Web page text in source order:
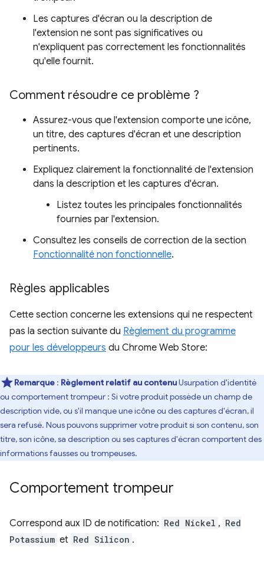
Les captures d'écran ou la description de
l'extension ne sont pas significatives ou
n'expliquent pas correctement les fonctionnalités
qu'elle fournit.
Comment résoudre ce problème ?
Assurez-vous que l'extension comporte une icône,
un titre, des captures d'écran et une description
pertinents.
Expliquez clairement la fonctionnalité de l'extension
dans la description et les captures d'écran.
Listez toutes les principales fonctionnalités
fournies par l'extension.
Consultez les conseils de correction de la section
Fonctionnalité non fonctionnelle.
Règles applicables
Cette section concerne les extensions qui ne respectent
pas la section suivante du Règlement du programme
pour les développeurs du Chrome Web Store:
Remarque : Règlement relatif au contenuUsurpation d'identité
ou comportement trompeur : Si votre produit possède un champ de
description vide, ou s'il manque une icône ou des captures d'écran, il
sera refusé. Nous pouvons supprimer votre produit si son contenu, son
titre, son icône, sa description ou ses captures d'écran comportent des
informations fausses ou trompeuses.
Comportement trompeur
Correspond aux ID de notification: Red Nickel , Red
Potassium et Red Silicon .